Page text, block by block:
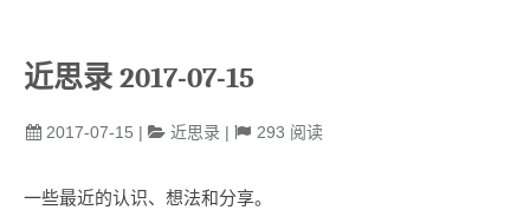
近思录 2017-07-15
2017-07-15 | 近思录 | 293 阅读
一些最近的认识、想法和分享。